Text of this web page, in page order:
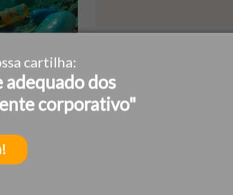
cartilha:
adequado dos
corporativo"
está
nos oceanos?
esse